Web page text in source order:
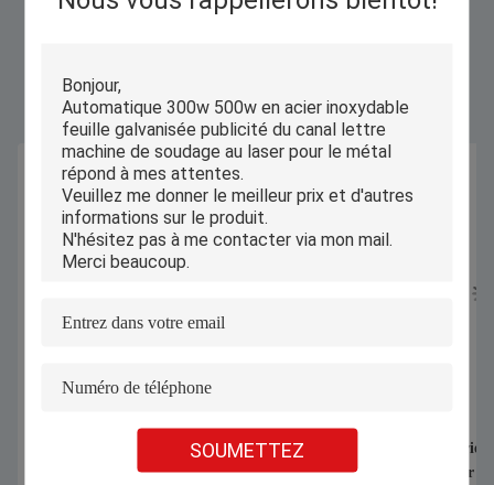
SOUMETTEZ
Produits Semblables
1070nm 1000W 1500W Machine de
soudage laser portative pour souder la
Coupeuse
automatique pour